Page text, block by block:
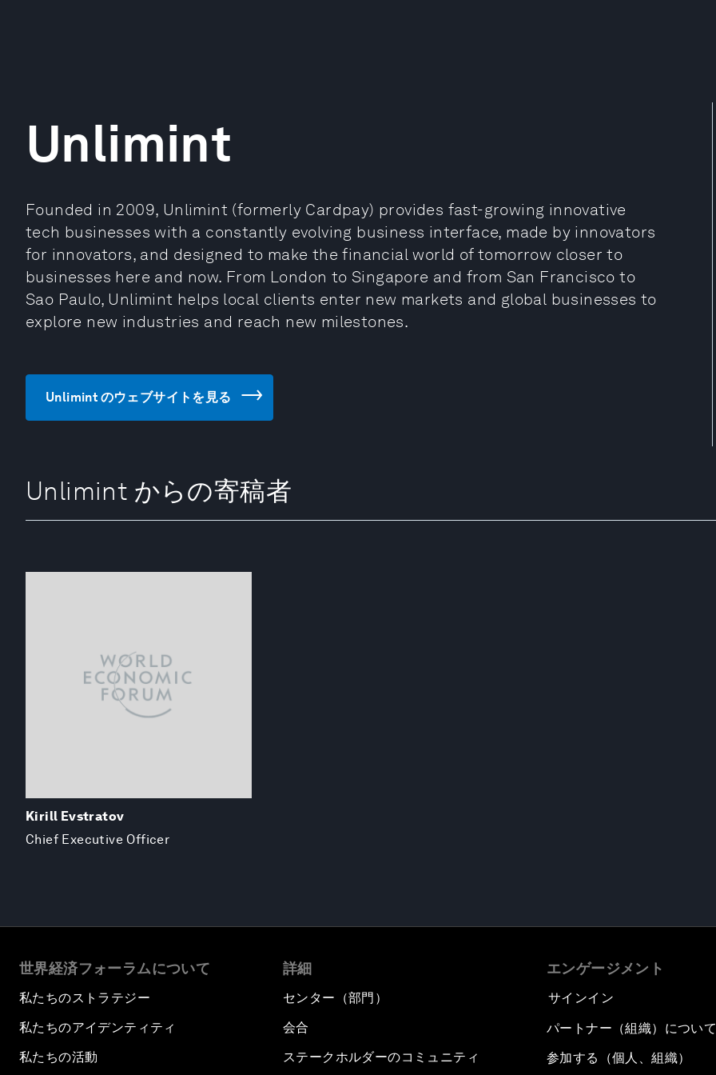
Unlimint
Founded in 2009, Unlimint (formerly Cardpay) provides fast-growing innovative
tech businesses with a constantly evolving business interface, made by innovators
for innovators, and designed to make the financial world of tomorrow closer to
businesses here and now. From London to Singapore and from San Francisco to
Sao Paulo, Unlimint helps local clients enter new markets and global businesses to
explore new industries and reach new milestones.
Unlimint のウェブサイトを見る
Unlimint からの寄稿者
Kirill Evstratov
Chief Executive Officer
世界経済フォーラムについて
私たちのストラテジー
私たちのアイデンティティ
私たちの活動
詳細
センター（部門）
会合
ステークホルダーのコミュニティ
エンゲージメント
サインイン
パートナー（組織）について
参加する（個人、組織）